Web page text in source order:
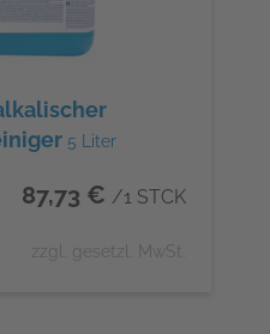
5 Liter
87,73 € /1 STCK
zzgl. gesetzl. MwSt.